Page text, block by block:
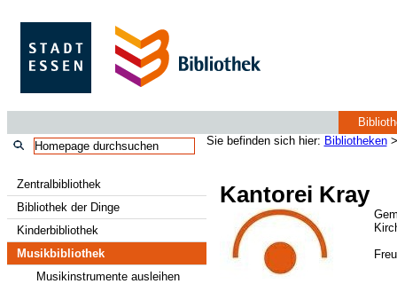
Sie befinden sich hier: Bibliotheken
Zentralbibliothek
Bibliothek der Dinge
Kinderbibliothek
Musikbibliothek
Musikinstrumente ausleihen
Kantorei Kray